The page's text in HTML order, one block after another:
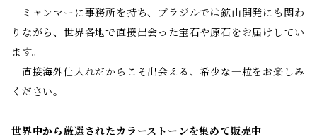
ミャンマーに事務所を持ち、ブラジルでは鉱山開発にも関わ
りながら、世界各地で直接出会った宝石や原石をお届けしてい
ます。
直接海外仕入れだからこそ出会える、希少な一粒をお楽しみ
ください。
世界中から厳選されたカラーストーンを集めて販売中